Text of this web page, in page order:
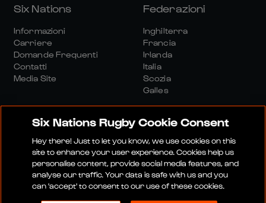
Six Nations
Informazioni
Carriere
Domande Frequenti
Contatti
Media Site
Federazioni
Inghilterra
Francia
Irlanda
Italia
Scozia
Galles
Sito Media Termini E Condizioni
Politica Sulla RiservatezzaInformativa Sui Cookie
Politica Sociale E Digitale
Six Nations Rugby Cookie Consent
Hey there! Just to let you know, we use cookies on this
site to enhance your user experience. Cookies help us
personalise content, provide social media features, and
analyse our traffic. Your data is safe with us and you
can 'accept' to consent to our use of these cookies.